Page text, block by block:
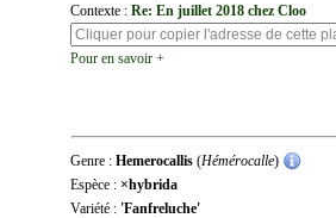
Contexte : Re: En juillet 2018 chez Cloo
Pour en savoir +
Genre : Hemerocallis (Hémérocalle)
Espèce : ×hybrida
Variété : 'Fanfreluche'